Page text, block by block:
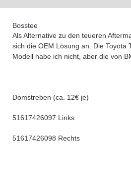
Bosstee
Als Alternative zu den teueren
sich die OEM Lösung an. Die Toyota
Modell habe ich nicht, aber die von
Domstreben (ca. 12€ je)
51617426097 Links
51617426098 Rechts